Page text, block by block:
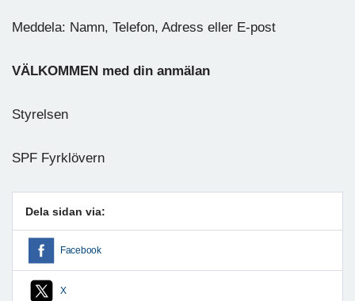
Meddela: Namn, Telefon, Adress eller E-post
VÄLKOMMEN med din anmälan
Styrelsen
SPF Fyrklövern
Dela sidan via:
Facebook
X